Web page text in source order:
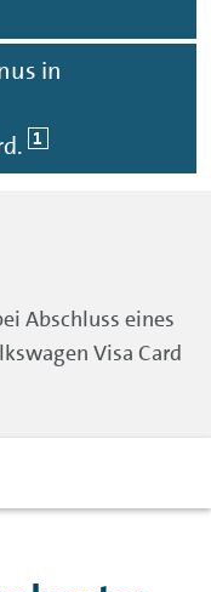
in
1
Abschluss eines
Visa Card